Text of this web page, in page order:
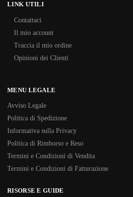
LINK UTILI
Contattaci
Il mio account
Traccia il mio ordine
Opinioni dei Clienti
MENU LEGALE
Avviso Legale
Politica di Spedizione
Informativa sulla Privacy
Politica di Rimborso e Reso
Termini e Condizioni di Vendita
Termini e Condizioni di Fatturazione
RISORSE E GUIDE